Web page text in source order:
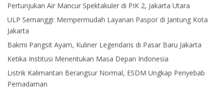
Pertunjukan Air Mancur Spektakuler di PIK 2, Jakarta Utara
ULP Semanggi: Mempermudah Layanan Paspor di Jantung Kota
Jakarta
Bakmi Pangsit Ayam, Kuliner Legendaris di Pasar Baru Jakarta
Ketika Institusi Menentukan Masa Depan Indonesia
Listrik Kalimantan Berangsur Normal, ESDM Ungkap Penyebab
Pemadaman